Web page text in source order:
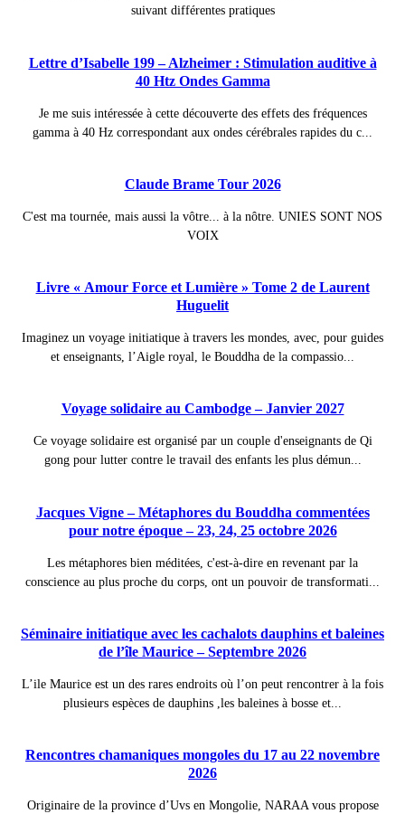
suivant différentes pratiques
Lettre d’Isabelle 199 – Alzheimer : Stimulation auditive à
40 Htz Ondes Gamma
Je me suis intéressée à cette découverte des effets des fréquences
gamma à 40 Hz correspondant aux ondes cérébrales rapides du c...
Claude Brame Tour 2026
C'est ma tournée, mais aussi la vôtre... à la nôtre. UNIES SONT NOS
VOIX
Livre « Amour Force et Lumière » Tome 2 de Laurent
Huguelit
Imaginez un voyage initiatique à travers les mondes, avec, pour guides
et enseignants, l’Aigle royal, le Bouddha de la compassio...
Voyage solidaire au Cambodge – Janvier 2027
Ce voyage solidaire est organisé par un couple d'enseignants de Qi
gong pour lutter contre le travail des enfants les plus démun...
Jacques Vigne – Métaphores du Bouddha commentées
pour notre époque – 23, 24, 25 octobre 2026
Les métaphores bien méditées, c'est-à-dire en revenant par la
conscience au plus proche du corps, ont un pouvoir de transformati...
Séminaire initiatique avec les cachalots dauphins et baleines
de l’île Maurice – Septembre 2026
L’ile Maurice est un des rares endroits où l’on peut rencontrer à la fois
plusieurs espèces de dauphins ,les baleines à bosse et...
Rencontres chamaniques mongoles du 17 au 22 novembre
2026
Originaire de la province d’Uvs en Mongolie, NARAA vous propose